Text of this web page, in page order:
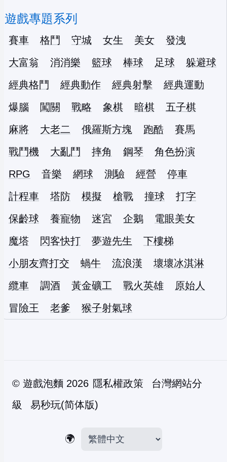
遊戲專題系列
賽車 格鬥 守城 女生 美女
發洩
大富翁
消消樂 籃球 棒球 足球
躲避球
經典格鬥
經典動作 經典射擊
經典運動
爆腦
闖關 戰略 象棋 暗棋
五子棋
麻將
大老二 俄羅斯方塊 跑酷
賽馬
戰鬥機
大亂鬥 摔角 鋼琴
角色扮演
RPG
音樂 網球 測驗 經營
停車
計程車
塔防 模擬 槍戰 撞球
打字
保齡球
養寵物 迷宮 企鵝
電眼美女
魔塔
閃客快打 夢遊先生
下樓梯
小朋友齊打交
蝸牛 流浪漢
壞壞冰淇淋
纜車
調酒 黃金礦工 戰火英雄
原始人
冒險王
老爹 猴子射氣球
© 遊戲泡麵 2026 隱私權政策
台灣網站分
級
易秒玩(简体版)
🌍